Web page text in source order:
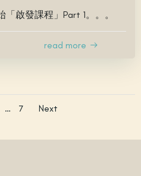
啟發課程」Part 1。。。
read more
… Page
7
Posts
Next